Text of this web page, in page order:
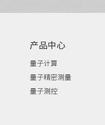
产品中心
量子计算
量子精密测量
量子测控